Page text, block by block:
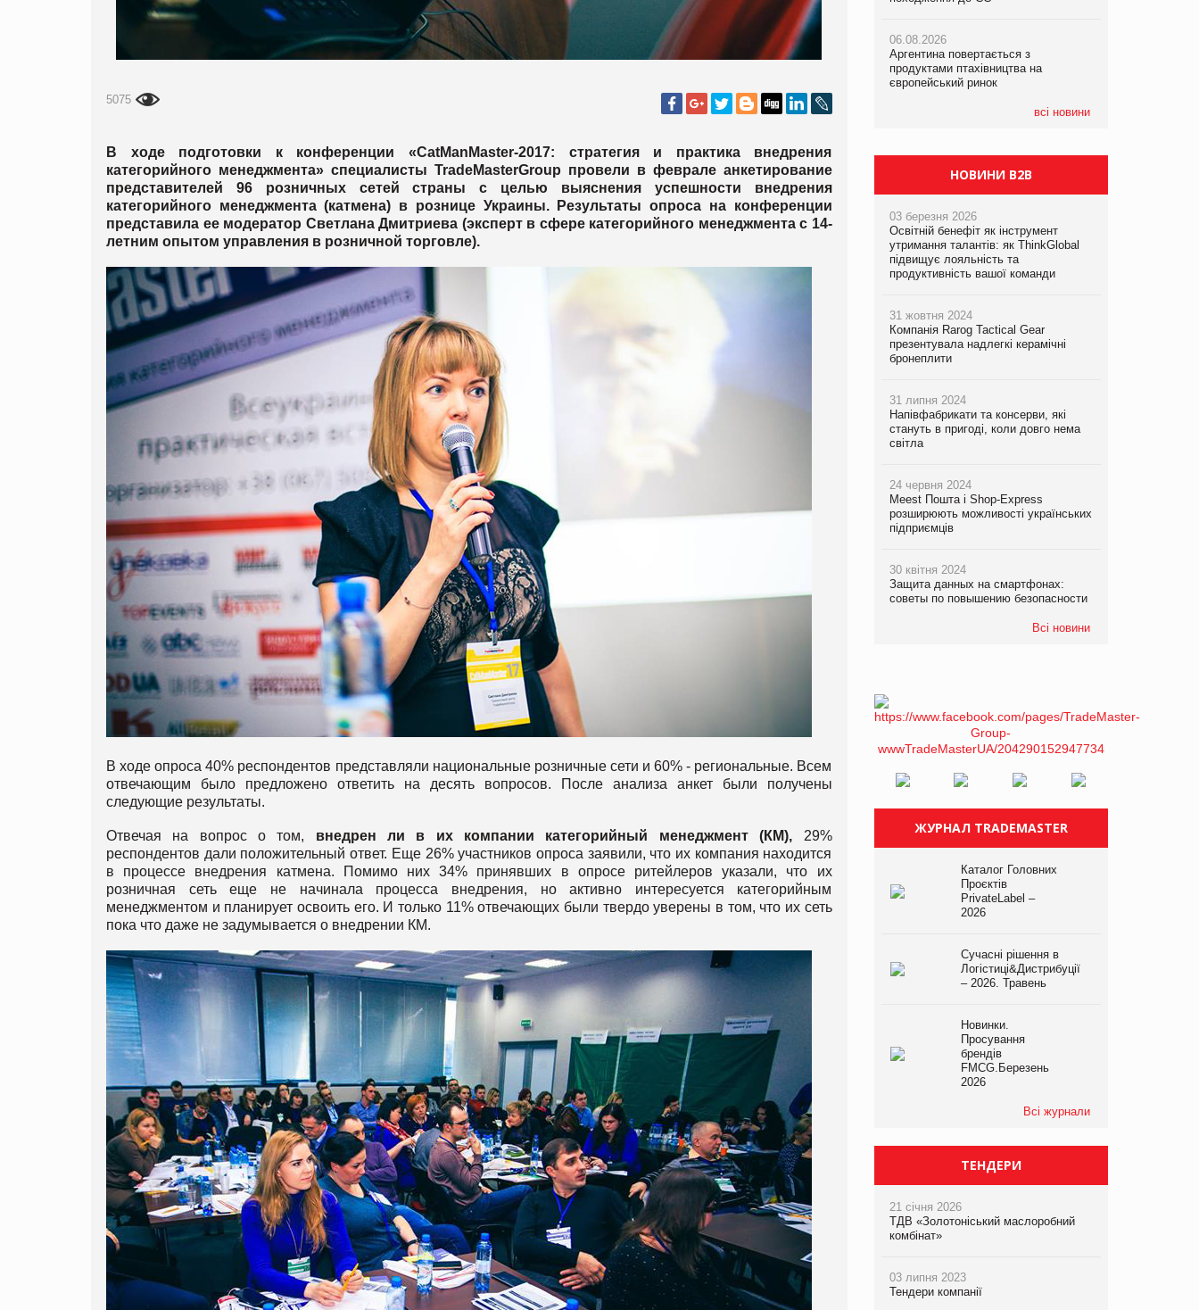
5075
В ходе подготовки к конференции «CatManMaster-2017: стратегия и практика внедрения
категорийного менеджмента» специалисты TradeMasterGroup провели в феврале анкетирование
представителей 96 розничных сетей страны с целью выяснения успешности внедрения
категорийного менеджмента (катмена) в рознице Украины. Результаты опроса на конференции
представила ее модератор Светлана Дмитриева (эксперт в сфере категорийного менеджмента с 14-
летним опытом управления в розничной торговле).
В ходе опроса 40% респондентов представляли национальные розничные сети и 60% - региональные. Всем
отвечающим было предложено ответить на десять вопросов. После анализа анкет были получены
следующие результаты.
Отвечая на вопрос о том, внедрен ли в их компании категорийный менеджмент (КМ), 29%
респондентов дали положительный ответ. Еще 26% участников опроса заявили, что их компания находится
в процессе внедрения катмена. Помимо них 34% принявших в опросе ритейлеров указали, что их
розничная сеть еще не начинала процесса внедрения, но активно интересуется категорийным
менеджментом и планирует освоить его. И только 11% отвечающих были твердо уверены в том, что их сеть
пока что даже не задумывается о внедрении КМ.
06.08.2026
Аргентина повертається з
продуктами птахівництва на
європейський ринок
всі новини
05.08.2026
Смачне поповнення дитячого меню:
у VARUS з’явилися новинки від ТМ
ТОКЕРИ
хлібобулочні вироби на
PrivateLabel&FMCG Master 2026
06.08.2026
Аргентина повертається з
продуктами птахівництва на
європейський ринок
НОВИНИ B2B
03 березня 2026
Освітній бенефіт як інструмент
утримання талантів: як ThinkGlobal
підвищує лояльність та
продуктивність вашої команди
31 жовтня 2024
Компанія Rarog Tactical Gear
презентувала надлегкі керамічні
бронеплити
31 липня 2024
Напівфабрикати та консерви, які
стануть в пригоді, коли довго нема
світла
24 червня 2024
Meest Пошта і Shop-Express
розширюють можливості українських
підприємців
30 квітня 2024
Защита данных на смартфонах:
советы по повышению безопасности
Всі новини
ЖУРНАЛ TRADEMASTER
Каталог Головних
Проєктів
PrivateLabel –
2026
Сучасні рішення в
Логістиці&Дистрибуції
– 2026. Травень
Новинки.
Просування
брендів
FMCG.Березень
2026
Всі журнали
ТЕНДЕРИ
21 січня 2026
ТДВ «Золотоніський маслоробний
комбінат»
03 липня 2023
Тендери компанії